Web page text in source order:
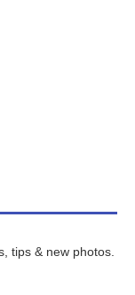
tips & new photos.